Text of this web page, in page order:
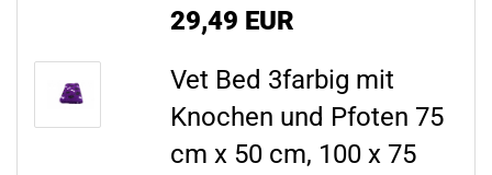
29,49 EUR
Vet Bed 3farbig mit
Knochen und Pfoten 75
cm x 50 cm, 100 x 75